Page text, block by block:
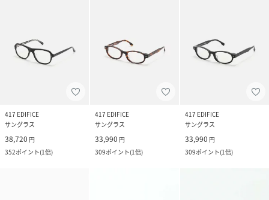
417 EDIFICE
サングラス
38,720 円
352ポイント(1倍)
417 EDIFICE
サングラス
33,990 円
309ポイント(1倍)
417 EDIFICE
サングラス
33,990 円
309ポイント(1倍)